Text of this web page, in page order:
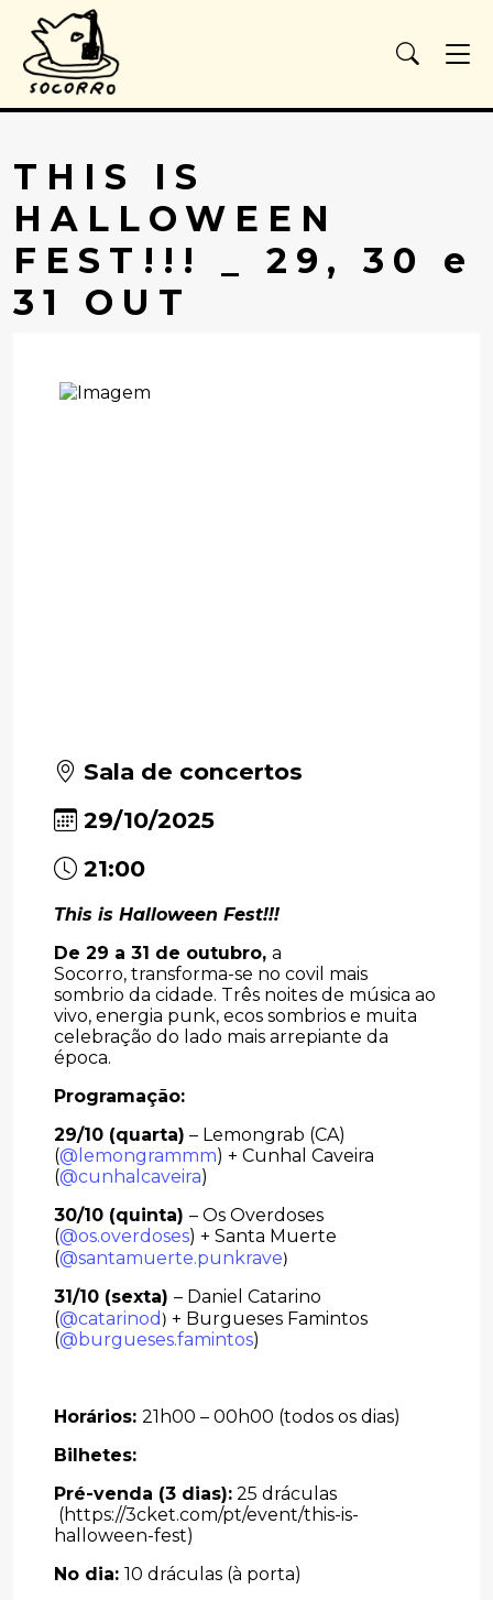
THIS IS
HALLOWEEN
FEST!!! _ 29, 30 e
31 OUT
Sala de concertos
29/10/2025
21:00
This is Halloween Fest!!!
De 29 a 31 de outubro, a
Socorro, transforma-se no covil mais
sombrio da cidade. Três noites de música ao
vivo, energia punk, ecos sombrios e muita
celebração do lado mais arrepiante da
época.
Programação:
29/10 (quarta) – Lemongrab (CA)
(@lemongrammm) + Cunhal Caveira
(@cunhalcaveira)
30/10 (quinta) – Os Overdoses
(@os.overdoses) + Santa Muerte
(@santamuerte.punkrave)
31/10 (sexta) – Daniel Catarino
(@catarinod) + Burgueses Famintos
(@burgueses.famintos)
Horários: 21h00 – 00h00 (todos os dias)
Bilhetes:
Pré-venda (3 dias): 25 dráculas
(https://3cket.com/pt/event/this-is-
halloween-fest)
No dia: 10 dráculas (à porta)